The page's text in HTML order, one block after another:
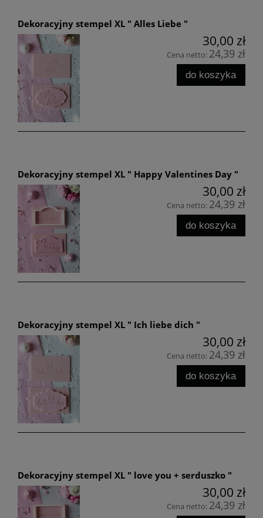
Dekoracyjny stempel XL " Alles Liebe "
30,00 zł
Cena netto: 24,39 zł
do koszyka
Dekoracyjny stempel XL " Happy Valentines Day "
30,00 zł
Cena netto: 24,39 zł
do koszyka
Dekoracyjny stempel XL " Ich liebe dich "
30,00 zł
Cena netto: 24,39 zł
do koszyka
Dekoracyjny stempel XL " love you + serduszko "
30,00 zł
Cena netto: 24,39 zł